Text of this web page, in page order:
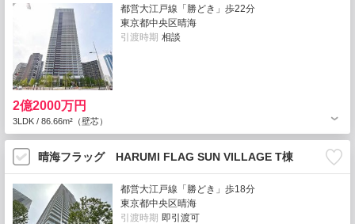
都営大江戸線「勝どき」歩22分
東京都中央区晴海
引渡時期 相談
2億2000万円
3LDK / 86.66m²（壁芯）
晴海フラッグ HARUMI FLAG SUN VILLAGE T棟
都営大江戸線「勝どき」歩18分
東京都中央区晴海
引渡時期 即引渡可